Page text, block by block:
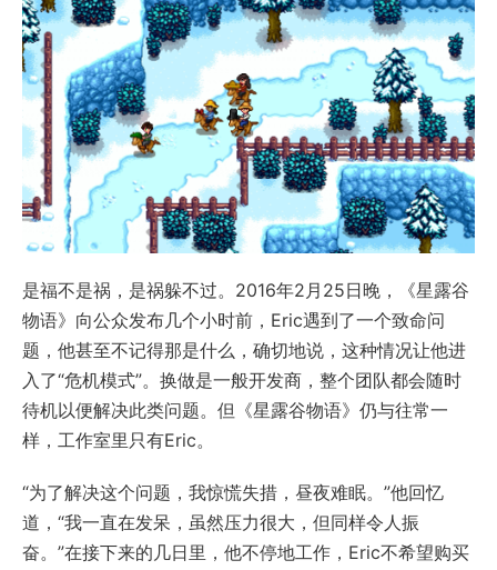
是福不是祸，是祸躲不过。2016年2月25日晚，《星露谷
物语》向公众发布几个小时前，Eric遇到了一个致命问
题，他甚至不记得那是什么，确切地说，这种情况让他进
入了“危机模式”。换做是一般开发商，整个团队都会随时
待机以便解决此类问题。但《星露谷物语》仍与往常一
样，工作室里只有Eric。
“为了解决这个问题，我惊慌失措，昼夜难眠。”他回忆
道，“我一直在发呆，虽然压力很大，但同样令人振
奋。”在接下来的几日里，他不停地工作，Eric不希望购买